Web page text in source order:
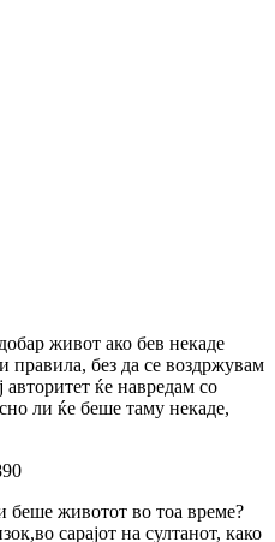
живот ако бев некаде
правила, без да се воздржувам
авторитет ќе навредам со
ли ќе беше таму некаде,
животот во тоа време?
сарајот на султанот, како